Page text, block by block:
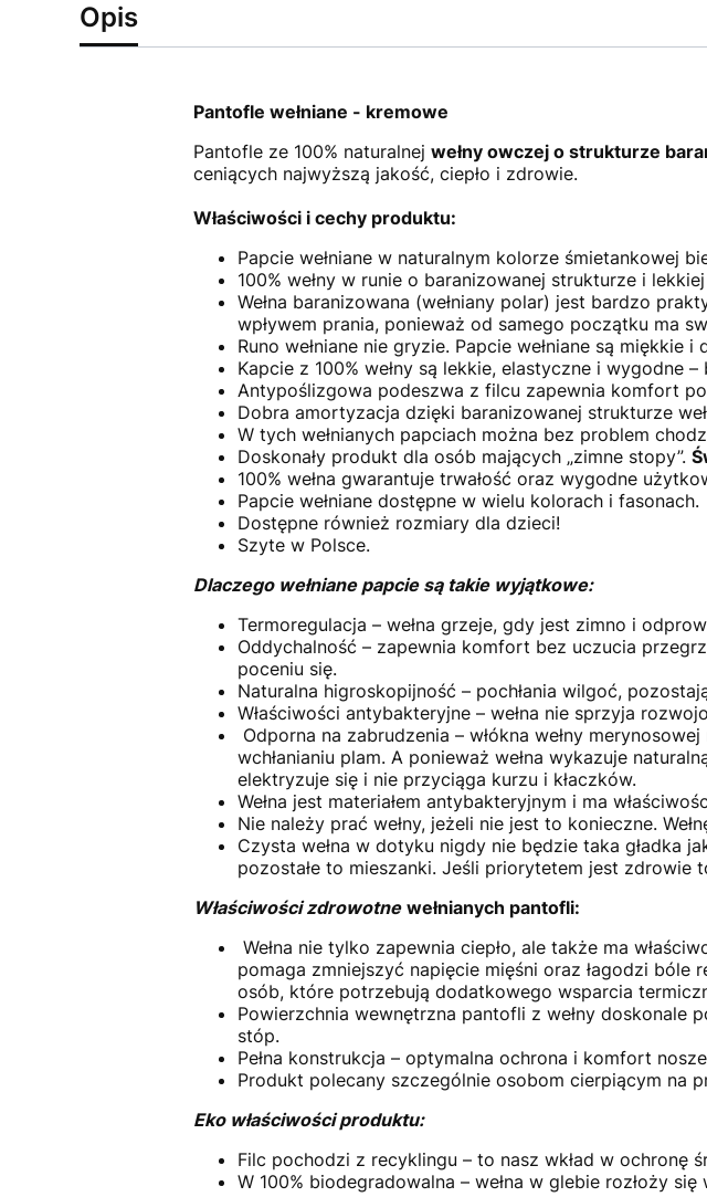
Opis
Pantofle wełniane - kremowe
Pantofle ze 100% naturalnej wełny owczej o strukturze
ceniących najwyższą jakość, ciepło i zdrowie.
Właściwości i cechy produktu:
Papcie wełniane w naturalnym kolorze śmietankowej
100% wełny w runie o baranizowanej strukturze i
Wełna baranizowana (wełniany polar) jest bardzo
wpływem prania, ponieważ od samego początku ma
Runo wełniane nie gryzie. Papcie wełniane są miękkie
Kapcie z 100% wełny są lekkie, elastyczne i wygodne
Antypoślizgowa podeszwa z filcu zapewnia komfort
Dobra amortyzacja dzięki baranizowanej strukturze
W tych wełnianych papciach można bez problem
Doskonały produkt dla osób mających „zimne stopy”.
100% wełna gwarantuje trwałość oraz wygodne
Papcie wełniane dostępne w wielu kolorach i fasonach.
Dostępne również rozmiary dla dzieci!
Szyte w Polsce.
Dlaczego wełniane papcie są takie wyjątkowe:
Termoregulacja – wełna grzeje, gdy jest zimno i
Oddychalność – zapewnia komfort bez uczucia
poceniu się.
Naturalna higroskopijność – pochłania wilgoć,
Właściwości antybakteryjne – wełna nie sprzyja
Odporna na zabrudzenia – włókna wełny
wchłanianiu plam. A ponieważ wełna wykazuje
elektryzuje się i nie przyciąga kurzu i kłaczków.
Wełna jest materiałem antybakteryjnym i ma
Nie należy prać wełny, jeżeli nie jest to konieczne.
Czysta wełna w dotyku nigdy nie będzie taka gładka
pozostałe to mieszanki. Jeśli priorytetem jest zdrowie
Właściwości zdrowotne wełnianych pantofli:
Wełna nie tylko zapewnia ciepło, ale także ma
pomaga zmniejszyć napięcie mięśni oraz łagodzi bóle
osób, które potrzebują dodatkowego wsparcia
Powierzchnia wewnętrzna pantofli z wełny doskonale
stóp.
Pełna konstrukcja – optymalna ochrona i komfort
Produkt polecany szczególnie osobom cierpiącym na
Eko właściwości produktu:
Filc pochodzi z recyklingu – to nasz wkład w ochronę
W 100% biodegradowalna – wełna w glebie rozłoży